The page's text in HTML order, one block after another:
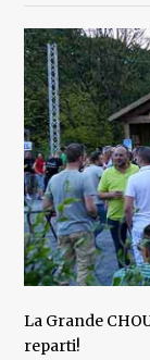
La Grande
reparti!